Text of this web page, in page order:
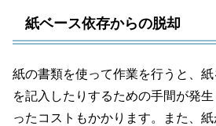
紙ベース依存からの脱却
紙の書類を使って作業を行うと、
を記入したりするための手間が発
ったコストもかかります。また、